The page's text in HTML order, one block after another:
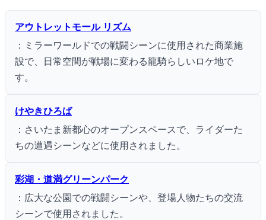
アウトレットモール リズム
：ミラーワールドでの戦闘シーンに使用された商業施
設で、日常空間が戦場に変わる龍騎らしいロケ地で
す。
けやきひろば
：さいたま新都心のオープンスペースで、ライダーた
ちの遭遇シーンなどに使用されました。
彩湖・道満グリーンパーク
：広大な公園での戦闘シーンや、登場人物たちの交流
シーンで使用されました。